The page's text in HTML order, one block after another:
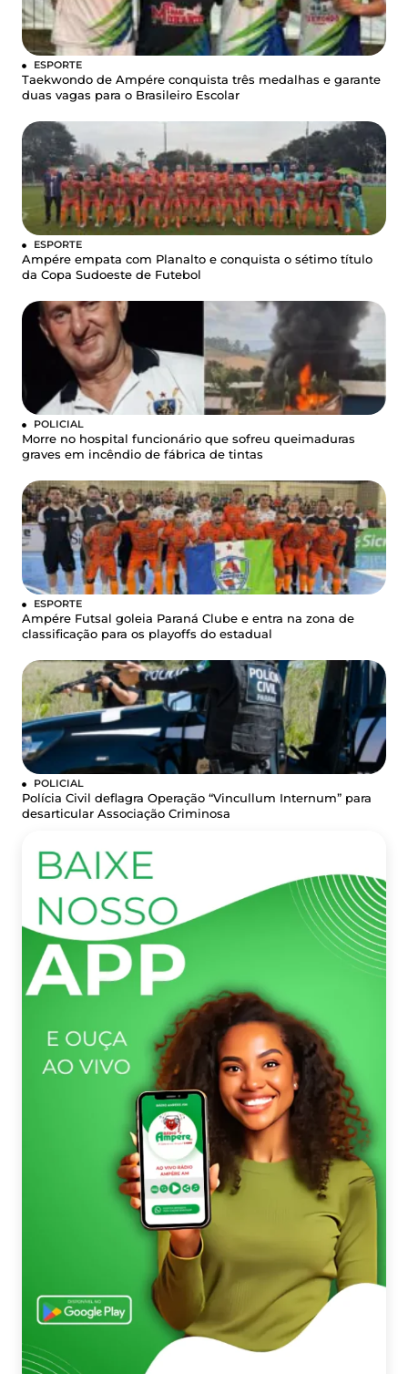
ESPORTE
Taekwondo de Ampére conquista três medalhas e garante
duas vagas para o Brasileiro Escolar
ESPORTE
Ampére empata com Planalto e conquista o sétimo título
da Copa Sudoeste de Futebol
POLICIAL
Morre no hospital funcionário que sofreu queimaduras
graves em incêndio de fábrica de tintas
ESPORTE
Ampére Futsal goleia Paraná Clube e entra na zona de
classificação para os playoffs do estadual
POLICIAL
Polícia Civil deflagra Operação “Vincullum Internum” para
desarticular Associação Criminosa